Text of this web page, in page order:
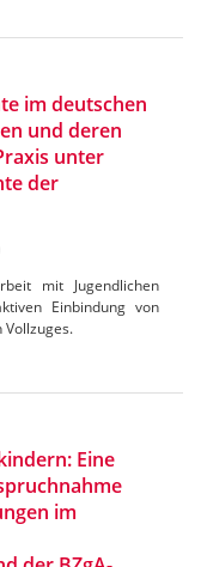
im deutschen
und deren
unter
der
mit Jugendlichen
Einbindung von
Vollzuges.
Eine
im